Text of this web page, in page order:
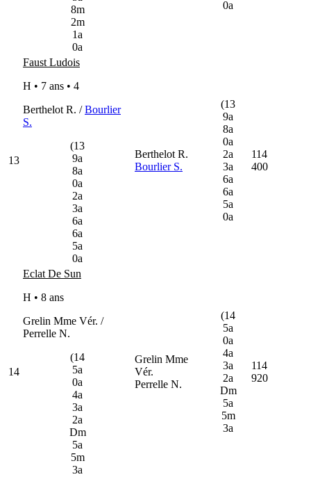
8m
2m
1a
0a
0a
13
Faust Ludois
H • 7 ans • 4
Berthelot R. /Bourlier
S.
(13
9a
8a
0a
2a
3a
6a
6a
5a
0a
Berthelot R.
Bourlier S.
(13
9a
8a
0a
2a
3a
6a
6a
5a
0a
114
400
14
Eclat De Sun
H • 8 ans
Grelin Mme Vér. /
Perrelle N.
(14
5a
0a
4a
3a
2a
Dm
5a
5m
3a
Grelin Mme
Vér.
Perrelle N.
(14
5a
0a
4a
3a
2a
Dm
5a
5m
3a
114
920